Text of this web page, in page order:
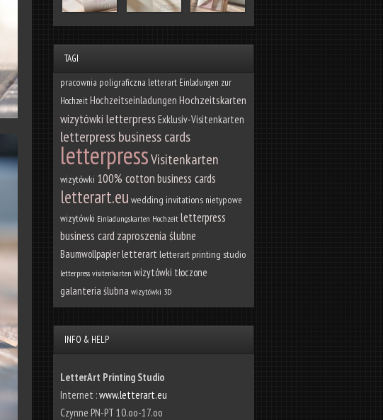
TAGI
pracownia poligraficzna letterart Einladungen zur
HochzeitHochzeitseinladungen Hochzeitskarten
wizytówki letterpress Exklusiv-Visitenkarten
letterpress business cards
letterpressVisitenkarten
wizytówki 100% cottonbusiness cards
letterart.eu wedding invitations nietypowe
wizytówki Einladungskarten Hochzeit letterpress
business card zaproszenia ślubne
Baumwollpapierletterart letterart printing studio
letterpress visitenkarten wizytówki tłoczone
galanteria ślubna wizytówki 3D
INFO & HELP
LetterArt Printing Studio
Internet :www.letterart.eu
Czynne PN-PT 10.oo-17.oo